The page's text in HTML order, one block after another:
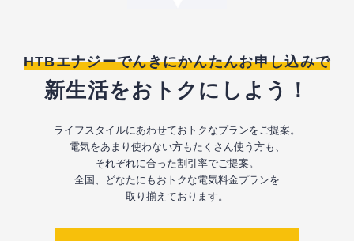
HTBエナジーでんきにかんたんお申し込みで
新生活をおトクにしよう！
ライフスタイルにあわせておトクなプランをご提案。
電気をあまり使わない方もたくさん使う方も、
それぞれに合った割引率でご提案。
全国、どなたにもおトクな電気料金プランを
取り揃えております。